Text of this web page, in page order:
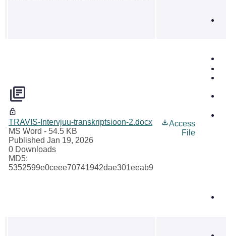
TRAVIS-Intervjuu-transkriptsioon-2.docx
MS Word - 54.5 KB
Published Jan 19, 2026
0 Downloads
MD5:
5352599e0ceee70741942dae301eeab9
Access
File